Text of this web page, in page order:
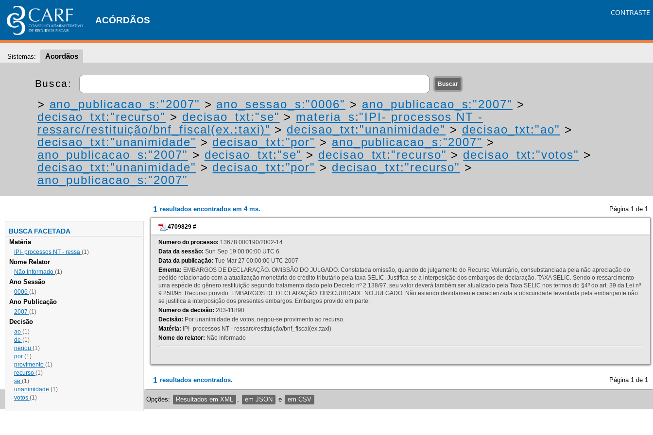
ACÓRDÃOS
CONTRASTE
Sistemas: Acordãos
Busca:
> ano_publicacao_s:"2007" > ano_sessao_s:"0006" > ano_publicacao_s:"2007" >
decisao_txt:"recurso" > decisao_txt:"se" > materia_s:"IPI- processos NT -
ressarc/restituição/bnf_fiscal(ex.:taxi)" > decisao_txt:"unanimidade" > decisao_txt:"ao" >
decisao_txt:"unanimidade" > decisao_txt:"por" > ano_publicacao_s:"2007" >
ano_publicacao_s:"2007" > decisao_txt:"se" > decisao_txt:"recurso" > decisao_txt:"votos" >
decisao_txt:"unanimidade" > decisao_txt:"por" > decisao_txt:"recurso" >
ano_publicacao_s:"2007"
BUSCA FACETADA
Matéria
IPI- processos NT - ressa (1)
Nome Relator
Não Informado (1)
Ano Sessão
0006 (1)
Ano Publicação
2007 (1)
Decisão
ao (1)
de (1)
negou (1)
por (1)
provimento (1)
recurso (1)
se (1)
unanimidade (1)
votos (1)
1 resultados encontrados em 4 ms. Página 1 de 1
4709829 #
Numero do processo: 13678.000190/2002-14
Data da sessão: Sun Sep 19 00:00:00 UTC 6
Data da publicação: Tue Mar 27 00:00:00 UTC 2007
Ementa: EMBARGOS DE DECLARAÇÃO. OMISSÃO DO JULGADO. Constatada omissão, quando do julgamento do Recurso Voluntário, consubstanciada pela não apreciação do
pedido relacionado com a atualização monetária do crédito tributário pela taxa SELIC. Justifica-se a interposição dos embargos de declaração. TAXA SELIC. Sendo o ressarcimento
uma espécie do gênero restituição segundo tratamento dado pelo Decreto nº 2.138/97, seu valor deverá também ser atualizado pela Taxa SELIC nos termos do §4º do art. 39 da Lei nº
9.250/95. Recurso provido. EMBARGOS DE DECLARAÇÃO. OBSCURIDADE NO JULGADO. Não estando devidamente caracterizada a obscuridade levantada pela embargante não
se justifica a interposição dos presentes embargos. Embargos provido em parte.
Numero da decisão: 203-11890
Decisão: Por unanimidade de votos, negou-se provimento ao recurso.
Matéria: IPI- processos NT - ressarc/restituição/bnf_fiscal(ex.:taxi)
Nome do relator: Não Informado
1 resultados encontrados. Página 1 de 1
Opções: Resultados em XML em JSON e em CSV